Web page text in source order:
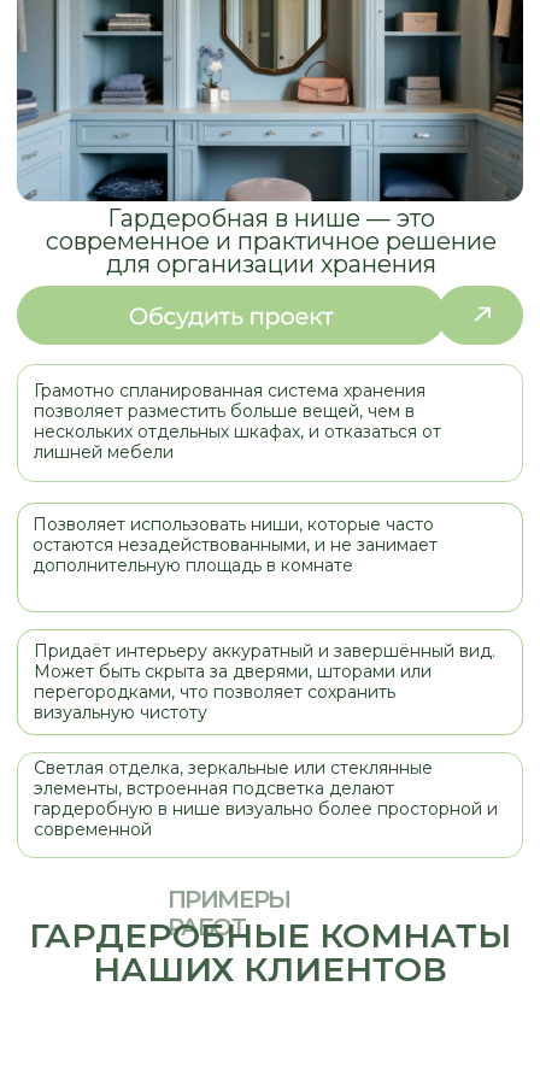
Светлая отделка, зеркальные или стеклянные
элементы, встроенная подсветка делают
гардеробную в нише визуально более просторной и
современной
Придаёт интерьеру аккуратный и завершённый вид.
Может быть скрыта за дверями, шторами или
перегородками, что позволяет сохранить
Грамотно спланированная система хранения
позволяет разместить больше вещей, чем в
нескольких отдельных шкафах, и отказаться от
лишней мебели
Позволяет использовать ниши, которые часто
остаются незадействованными, и не занимает
дополнительную площадь в комнате
современное и практичное решение
для организации хранения
ПРИМЕРЫ
РАБОТ
ГАРДЕРОБНЫЕ КОМНАТЫ
НАШИХ КЛИЕНТОВ
Выбирая материалы фасадов для
любого изделия, стоит обращать
внимание не только на цвет и
стоимость, но и на назначение
изделия, место его установки (кухня,
прихожая, санузел). При правильнои
выборе мебель будет служить вам и
радовать вас долгое время
МАТЕРИАЛЫ